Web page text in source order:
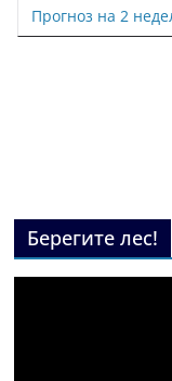
Прогноз на 2
Берегите лес!